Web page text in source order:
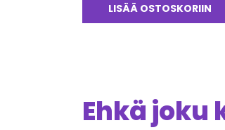
LISÄÄ OSTOSKORIIN
Ehkä joku